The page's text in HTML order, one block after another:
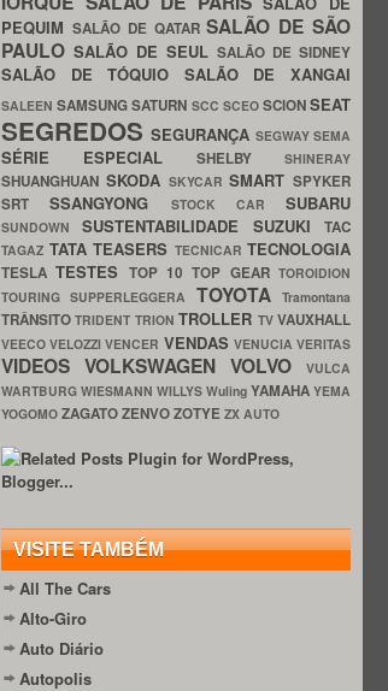
PEQUIM SALÃO DE QATARSALÃO DE SÃO
PAULO SALÃO DE SEUL SALÃO DE SIDNEY
SALÃO DE TÓQUIO SALÃO DE XANGAI
SALEENSAMSUNGSATURN SCC SCEO SCIONSEAT
SEGREDOSSEGURANÇA SEGWAYSEMA
SÉRIE ESPECIAL SHELBY SHINERAY
SHUANGHUAN SKODA SKYCARSMART SPYKER
SRTSSANGYONG STOCK CAR SUBARU
SUNDOWNSUSTENTABILIDADE SUZUKITAC
TAGAZ TATA TEASERS TECNICAR TECNOLOGIA
TESLATESTES TOP 10TOP GEARTOROIDION
TOURING SUPPERLEGGERA TOYOTATramontana
TRÂNSITOTRIDENT TRIONTROLLER TVVAUXHALL
VEECOVELOZZIVENCER VENDAS VENUCIAVERITAS
VIDEOS VOLKSWAGEN VOLVO
VULCA
WARTBURG WIESMANN WILLYS Wuling YAMAHA YEMA
YOGOMO ZAGATOZENVOZOTYE ZX AUTO
VISITE TAMBÉM
All The Cars
Alto-Giro
Auto Diário
Autopolis